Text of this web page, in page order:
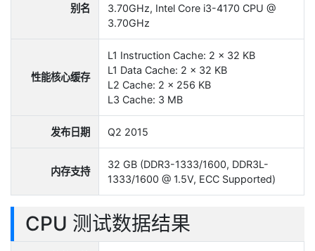
别名
3.70GHz, Intel Core i3-4170 CPU @
3.70GHz
性能核心缓存
L1 Instruction Cache: 2 x 32 KB
L1 Data Cache: 2 x 32 KB
L2 Cache: 2 x 256 KB
L3 Cache: 3 MB
发布日期 Q2 2015
内存支持
32 GB (DDR3-1333/1600, DDR3L-
1333/1600 @ 1.5V, ECC Supported)
CPU 测试数据结果